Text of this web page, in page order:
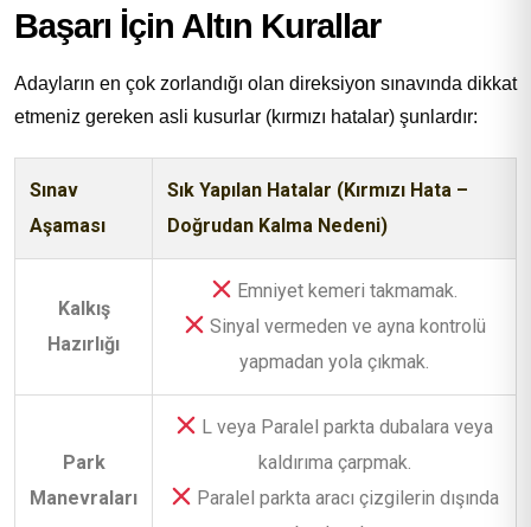
Başarı İçin Altın Kurallar
Adayların en çok zorlandığı olan direksiyon sınavında dikkat
etmeniz gereken asli kusurlar (kırmızı hatalar) şunlardır:
Sınav
Aşaması
Sık Yapılan Hatalar (Kırmızı Hata –
Doğrudan Kalma Nedeni)
Kalkış
Hazırlığı
Emniyet kemeri takmamak.
Sinyal vermeden ve ayna kontrolü
yapmadan yola çıkmak.
Park
Manevraları
L veya Paralel parkta dubalara veya
kaldırıma çarpmak.
Paralel parkta aracı çizgilerin dışında